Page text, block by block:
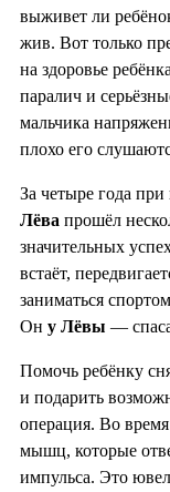
выживет ли
жив. Вот только
на здоровье
паралич и
мальчика
плохо его
За четыре года
Лёва прошёл
значительных
встаёт,
заниматься
Он у Лёвы —
Помочь ребёнку
и подарить
операция. Во время
мышц, которые
импульса. Это